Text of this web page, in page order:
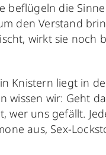
beflügeln die
den Verstand
wirkt sie noch
Knistern liegt in
wissen wir: Geht
wer uns gefällt.
aus, Sex-